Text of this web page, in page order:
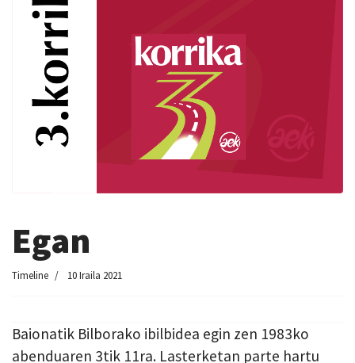
Egan
Timeline 10 Iraila 2021
Baionatik Bilborako ibilbidea egin zen 1983ko
abenduaren 3tik 11ra. Lasterketan parte hartu